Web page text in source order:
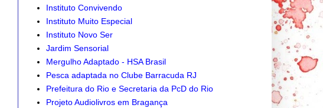
Instituto Convivendo
Instituto Muito Especial
Instituto Novo Ser
Jardim Sensorial
Mergulho Adaptado - HSA Brasil
Pesca adaptada no Clube Barracuda RJ
Prefeitura do Rio e Secretaria da PcD do Rio
Projeto Audiolivros em Bragança